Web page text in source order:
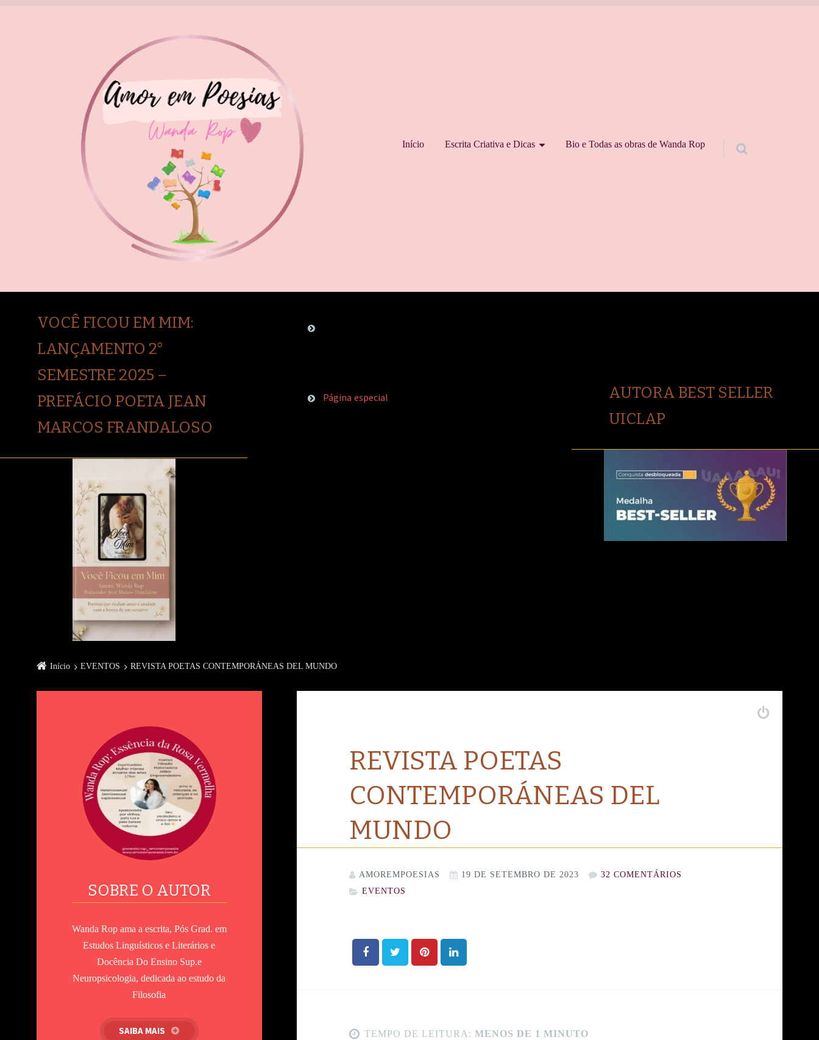
Pular para o conteúdo
Início Escrita Criativa e Dicas Bio e Todas as obras de Wanda Rop
VOCÊ FICOU EM MIM:
LANÇAMENTO 2°
SEMESTRE 2025 –
PREFÁCIO POETA JEAN
MARCOS FRANDALOSO
Página especial
AUTORA BEST SELLER
UICLAP
Início EVENTOS REVISTA POETAS CONTEMPORÁNEAS DEL MUNDO
REVISTA POETAS
CONTEMPORÁNEAS DEL
MUNDO
AMOREMPOESIAS 19 DE SETEMBRO DE 2023
32 COMENTÁRIOS
EVENTOS
TEMPO DE LEITURA: MENOS DE 1 MINUTO
SOBRE O AUTOR
Wanda Rop ama a escrita, Pós Grad. em
Estudos Linguísticos e Literários e
Docência Do Ensino Sup.e
Neuropsicologia, dedicada ao estudo da
Filosofia
SAIBA MAIS